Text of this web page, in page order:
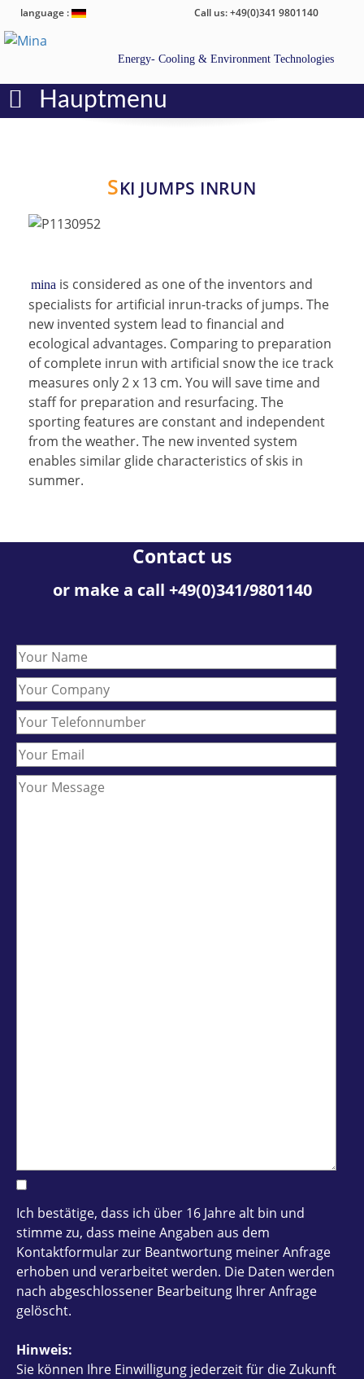
language : Call us: +49(0)341 9801140
Energy- Cooling & Environment Technologies
Hauptmenu
SKI JUMPS INRUN
mina is considered as one of the inventors and
specialists for artificial inrun-tracks of jumps. The
new invented system lead to financial and
ecological advantages. Comparing to preparation
of complete inrun with artificial snow the ice track
measures only 2 x 13 cm. You will save time and
staff for preparation and resurfacing. The
sporting features are constant and independent
from the weather. The new invented system
enables similar glide characteristics of skis in
summer.
Contact us
or make a call +49(0)341/9801140
Ich bestätige, dass ich über 16 Jahre alt bin und
stimme zu, dass meine Angaben aus dem
Kontaktformular zur Beantwortung meiner Anfrage
erhoben und verarbeitet werden. Die Daten werden
nach abgeschlossener Bearbeitung Ihrer Anfrage
gelöscht.
Hinweis:
Sie können Ihre Einwilligung jederzeit für die Zukunft